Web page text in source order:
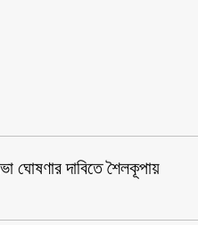
ঘোষণার দাবিতে শৈলকূপায়